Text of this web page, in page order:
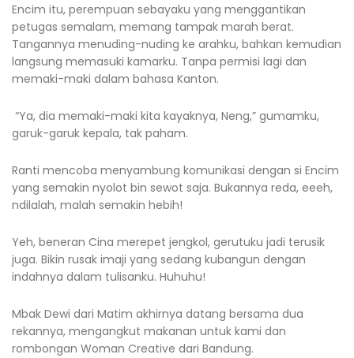
Encim itu, perempuan sebayaku yang menggantikan
petugas semalam, memang tampak marah berat.
Tangannya menuding-nuding ke arahku, bahkan kemudian
langsung memasuki kamarku. Tanpa permisi lagi dan
memaki-maki dalam bahasa Kanton.
“Ya, dia memaki-maki kita kayaknya, Neng,” gumamku,
garuk-garuk kepala, tak paham.
Ranti mencoba menyambung komunikasi dengan si Encim
yang semakin nyolot bin sewot saja. Bukannya reda, eeeh,
ndilalah, malah semakin hebih!
Yeh, beneran Cina merepet jengkol, gerutuku jadi terusik
juga. Bikin rusak imaji yang sedang kubangun dengan
indahnya dalam tulisanku. Huhuhu!
Mbak Dewi dari Matim akhirnya datang bersama dua
rekannya, mengangkut makanan untuk kami dan
rombongan Woman Creative dari Bandung.